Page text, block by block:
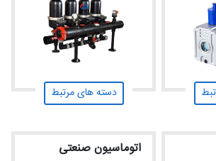
دسته های مرتبط
اتوماسیون صنعتی